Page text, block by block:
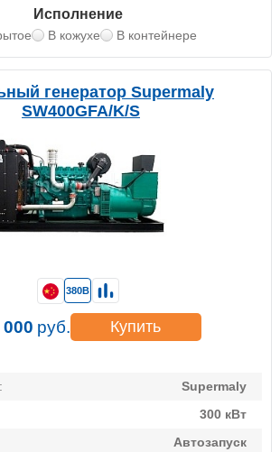
Исполнение
В кожухе В контейнере
генератор Supermaly
SW400GFA/K/S
Supermaly
300 кВт
Автозапуск
380В
руб. Купить